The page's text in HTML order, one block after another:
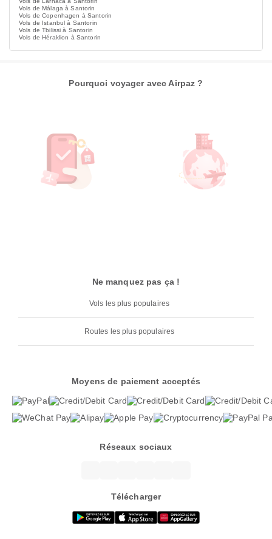
Vols de Málaga à Santorin
Vols de Copenhagen à Santorin
Vols de Istanbul à Santorin
Vols de Tbilissi à Santorin
Vols de Héraklion à Santorin
Pourquoi voyager avec Airpaz ?
Ne manquez pas ça !
Vols les plus populaires
Routes les plus populaires
Moyens de paiement acceptés
Réseaux sociaux
Télécharger